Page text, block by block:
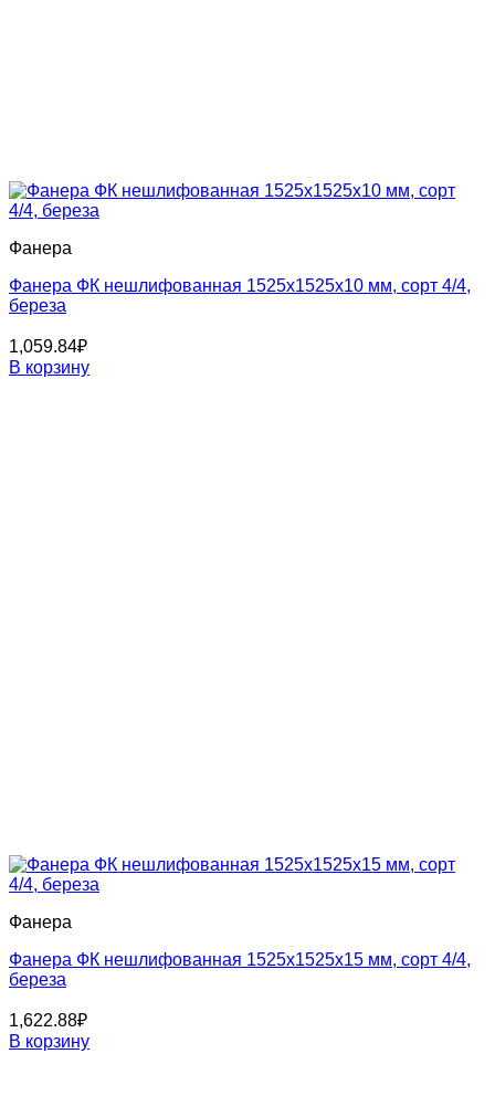
Фанера
Фанера ФК нешлифованная 1525x1525x10 мм, сорт 4/4,
береза
1,059.84₽
В корзину
Фанера
Фанера ФК нешлифованная 1525x1525x15 мм, сорт 4/4,
береза
1,622.88₽
В корзину